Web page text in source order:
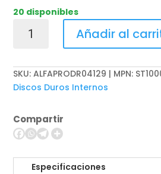
20 disponibles
Barracuda
ST1000DM014
-
Disco
duro
1
TB
Añadir al
SKU:ALFAPRODR04129 | MPN:
Discos Duros Internos
Compartir
Especificaciones